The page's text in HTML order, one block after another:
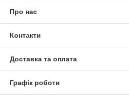
Про нас
Контакти
Доставка та оплата
Графік роботи